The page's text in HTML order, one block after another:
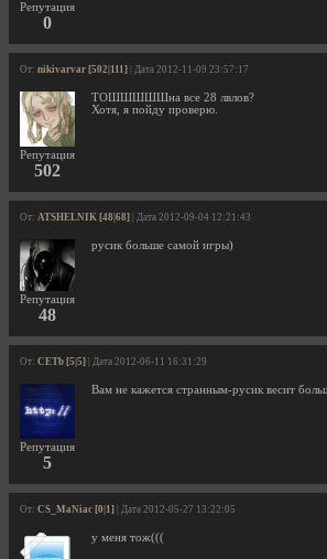
Репутация
0
От: nikivarvar [502|111] | Дата 2012-11-09 23:57:17
Репутация
502
ТОШШШШШна все 28 лвлов?
Хотя, я пойду проверю.
От: ATSHELNIK [48|68] | Дата 2012-09-04 12:21:43
Репутация
48
русик больше самой игры)
От: CETb [5|5] | Дата 2012-06-11 16:31:29
Репутация
5
Вам не кажется странным-русик весит
От: CS_MaNiac [0|1] | Дата 2012-05-27 13:22:05
у меня тож(((